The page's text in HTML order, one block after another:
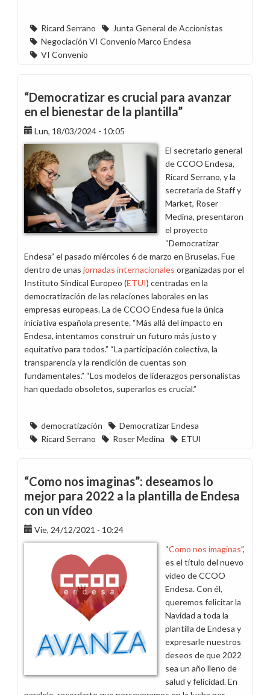
Ricard Serrano
Junta General de Accionistas
Negociación VI Convenio Marco Endesa
VI Convenio
“Democratizar es crucial para avanzar
en el bienestar de la plantilla”
Lun, 18/03/2024 - 10:05
El secretario general
de CCOO Endesa,
Ricard Serrano, y la
secretaria de Staff y
Market, Roser
Medina, presentaron
el proyecto
“Democratizar
Endesa” el pasado miércoles 6 de marzo en Bruselas. Fue
dentro de unas jornadas internacionales organizadas por el
Instituto Sindical Europeo (ETUI) centradas en la
democratización de las relaciones laborales en las
empresas europeas. La de CCOO Endesa fue la única
iniciativa española presente. “Más allá del impacto en
Endesa, intentamos construir un futuro más justo y
equitativo para todos.” “La participación colectiva, la
transparencia y la rendición de cuentas son
fundamentales.” “Los modelos de liderazgos personalistas
han quedado obsoletos, superarlos es crucial.”
democratización
Democratizar Endesa
Ricard Serrano
Roser Medina ETUI
“Como nos imaginas”: deseamos lo
mejor para 2022 a la plantilla de Endesa
con un vídeo
Vie, 24/12/2021 - 10:24
“Como nos imaginas”,
es el título del nuevo
vídeo de CCOO
Endesa. Con él,
queremos felicitar la
Navidad a toda la
plantilla de Endesa y
expresarle nuestros
deseos de que 2022
sea un año lleno de
salud y felicidad. En